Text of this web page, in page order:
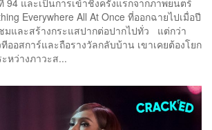
Everywhere All At Once ที่ออกฉายไปเมื่อปี
มและสร้างกระแสปากต่อปากไปทั่ว แต่กว่า
ออสการ์และถือรางวัลกลับบ้าน เขาเคยต้องโยก
หว่างภาวะส...